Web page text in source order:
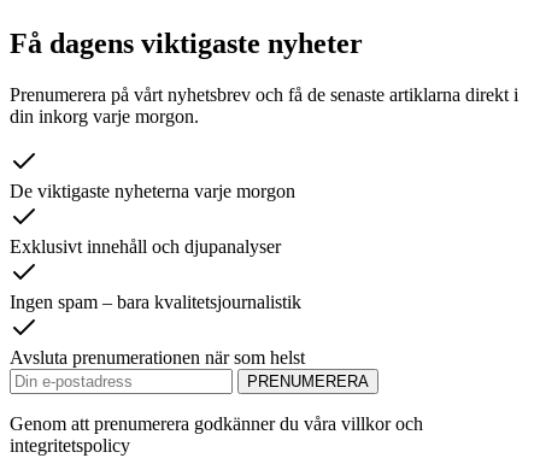
Få dagens viktigaste nyheter
Prenumerera på vårt nyhetsbrev och få de senaste artiklarna direkt i
din inkorg varje morgon.
De viktigaste nyheterna varje morgon
Exklusivt innehåll och djupanalyser
Ingen spam – bara kvalitetsjournalistik
Avsluta prenumerationen när som helst
PRENUMERERA
Genom att prenumerera godkänner du våra villkor och
integritetspolicy